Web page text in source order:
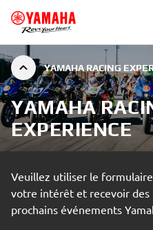
YAMAHA RACING
YAMAHA
EXPERIENCE
Veuillez utiliser le
votre intérêt et recevoir des
prochains événements